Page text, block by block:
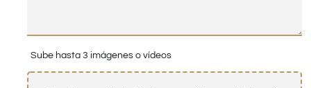
Sube hasta 3 imágenes o vídeos